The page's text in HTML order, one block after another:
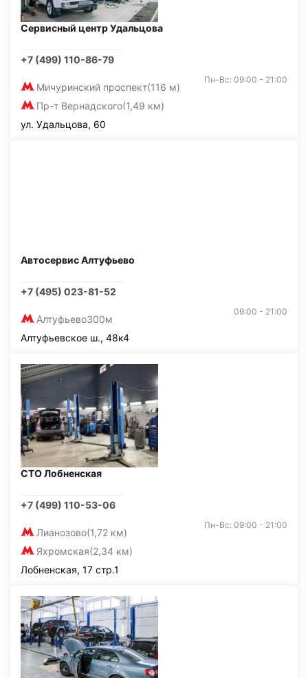
Сервисный центр Удальцова
+7 (499) 110-86-79
Мичуринский проспект(116 м)
Пр-т Вернадского(1,49 км)
Пн-Вс: 09:00 - 21:00
ул. Удальцова, 60
Автосервис Алтуфьево
+7 (495) 023-81-52
Алтуфьево300м
09:00 - 21:00
Алтуфьевское ш., 48к4
СТО Лобненская
+7 (499) 110-53-06
Лианозово(1,72 км)
Яхромская(2,34 км)
Пн-Вс: 09:00 - 21:00
Лобненская, 17 стр.1